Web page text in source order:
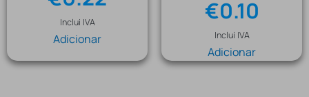
Inclui IVA
Adicionar
€0.10
Inclui IVA
Adicionar